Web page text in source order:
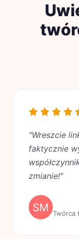
"Wreszcie
faktycznie
zmianie!"
Twórca